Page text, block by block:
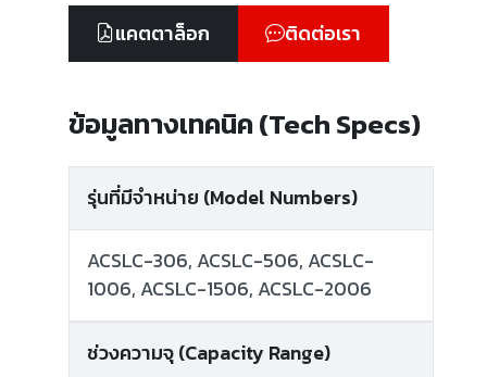
แคตตาล็อก ติดต่อเรา
ข้อมูลทางเทคนิค (Tech Specs)
รุ่นที่มีจำหน่าย (Model Numbers)
ACSLC-306, ACSLC-506, ACSLC-
1006, ACSLC-1506, ACSLC-2006
ช่วงความจุ (Capacity Range)